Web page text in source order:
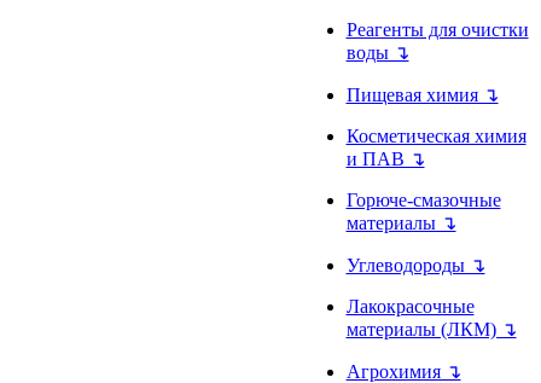
Реагенты для очистки
воды ↴
Пищевая химия ↴
Косметическая химия
и ПАВ ↴
Горюче-смазочные
материалы ↴
Углеводороды ↴
Лакокрасочные
материалы (ЛКМ) ↴
Агрохимия ↴